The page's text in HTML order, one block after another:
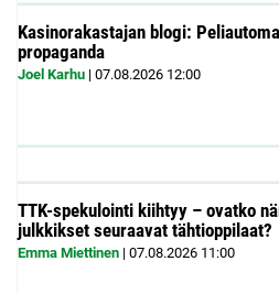
Kasinorakastajan blogi:
propaganda
Joel Karhu | 07.08.2026 12:00
TTK-spekulointi kiihtyy – ovatko
julkkikset seuraavat tähtioppilaat?
Emma Miettinen | 07.08.2026 11:00